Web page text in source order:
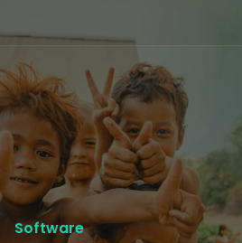
Software